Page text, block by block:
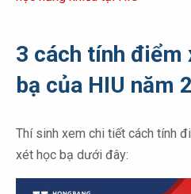
3 cách tính điểm
bạ của HIU năm
Thí sinh xem chi tiết cách tính
xét học bạ dưới đây: